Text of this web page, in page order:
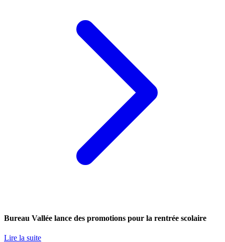
Bureau Vallée lance des promotions pour la rentrée scolaire
Lire la suite